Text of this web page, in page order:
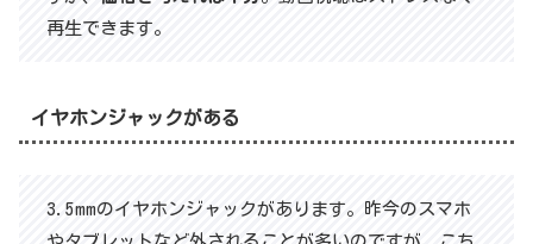
再生できます。
イヤホンジャックがある
3.5mmのイヤホンジャックがあります。昨今のスマホ